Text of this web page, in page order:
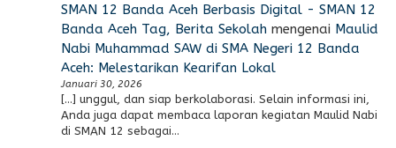
SMAN 12 Banda Aceh Berbasis Digital - SMAN 12
Banda Aceh Tag, Berita Sekolahmengenai Maulid
Nabi Muhammad SAW di SMA Negeri 12 Banda
Aceh: Melestarikan Kearifan Lokal
Januari 30, 2026
[…] unggul, dan siap berkolaborasi. Selain informasi ini,
Anda juga dapat membaca laporan kegiatan Maulid Nabi
di SMAN 12 sebagai…